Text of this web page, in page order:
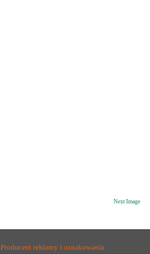
Next Image
Producent reklamy i oznakowania